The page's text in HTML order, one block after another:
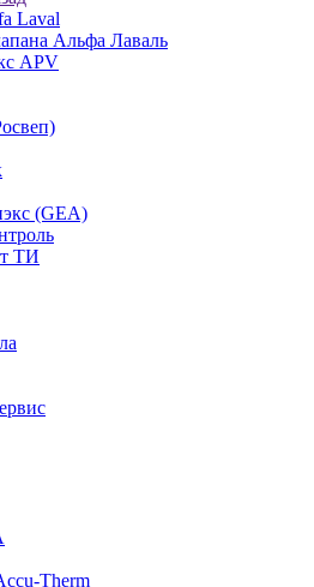
Laval
Альфа Лаваль
APV
(GEA)
ТИ
Therm